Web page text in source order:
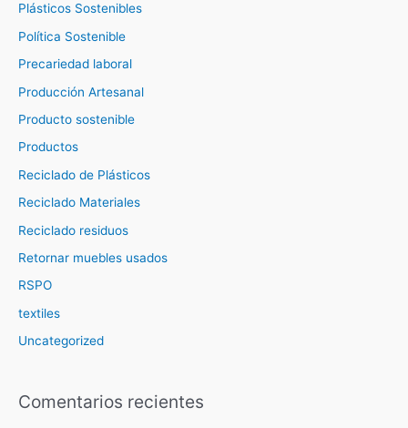
Plásticos Sostenibles
Política Sostenible
Precariedad laboral
Producción Artesanal
Producto sostenible
Productos
Reciclado de Plásticos
Reciclado Materiales
Reciclado residuos
Retornar muebles usados
RSPO
textiles
Uncategorized
Comentarios recientes